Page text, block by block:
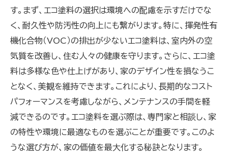
す。まず、エコ塗料の選択は環境への配慮を示すだけでな
く、耐久性や防汚性の向上にも繋がります。特に、揮発性有
機化合物（VOC）の排出が少ないエコ塗料は、室内外の空
気質を改善し、住む人々の健康を守ります。さらに、エコ塗
料は多様な色や仕上げがあり、家のデザイン性を損なうこ
となく、美観を維持できます。これにより、長期的なコスト
パフォーマンスを考慮しながら、メンテナンスの手間を軽
減できるのです。エコ塗料を選ぶ際は、専門家と相談し、家
の特性や環境に最適なものを選ぶことが重要です。このよ
うな選び方が、家の価値を最大化する秘訣となります。